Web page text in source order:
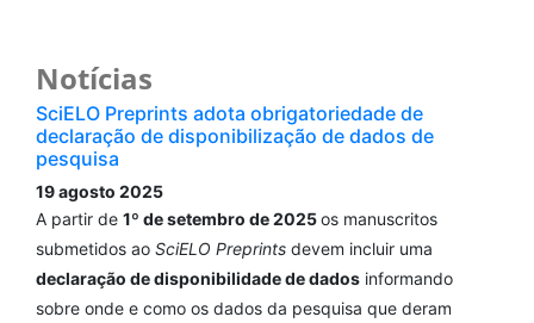
Notícias
SciELO Preprints adota obrigatoriedade de
declaração de disponibilização de dados de
pesquisa
19 agosto 2025
A partir de 1º de setembro de 2025os manuscritos
submetidos ao SciELO Preprints devem incluir uma
declaração de disponibilidade de dados informando
sobre onde e como os dados da pesquisa que deram